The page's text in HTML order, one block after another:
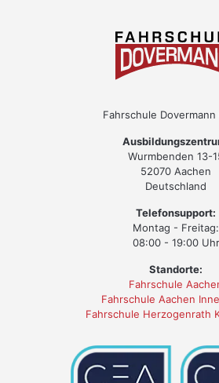
Fahrschule Dovermann
Wurmbenden 13-
52070 Aachen
Deutschland
Telefonsupport:
Montag - Freitag:
08:00 - 19:00 Uhr
Standorte:
Fahrschule
Fahrschule Aachen
Fahrschule Herzogenrath